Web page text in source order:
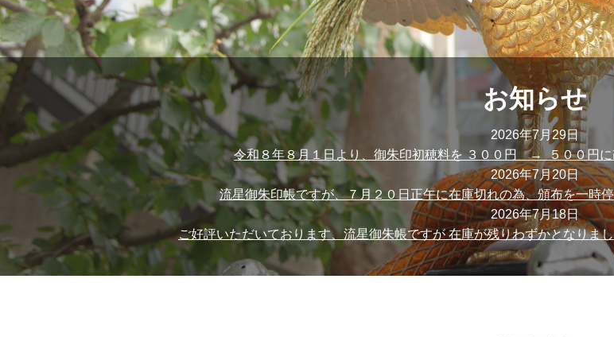
お知らせ
2026年7月29日
令和８年８月１日より、御朱印初穂料を ３００円 → ５００円
2026年7月20日
流星御朱印帳ですが、７月２０日正午に在庫切れの為、頒布を一
2026年7月18日
ご好評いただいております、流星御朱帳ですが 在庫が残りわずかとなりま